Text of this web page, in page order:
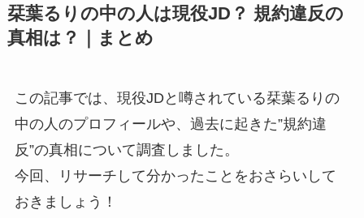
栞葉るりの中の人は現役JD？ 規約違反の
真相は？｜まとめ
この記事では、現役JDと噂されている栞葉るりの
中の人のプロフィールや、過去に起きた”規約違
反”の真相について調査しました。
今回、リサーチして分かったことをおさらいして
おきましょう！